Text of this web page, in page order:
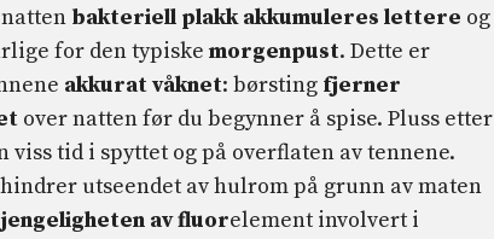
bakteriell plakk akkumuleres lettere og
for den typiske morgenpust. Dette er
akkurat våknet: børsting fjerner
over natten før du begynner å spise. Pluss etter
viss tid i spyttet og på overflaten av tennene.
utseendet av hulrom på grunn av maten
av fluorelement involvert i